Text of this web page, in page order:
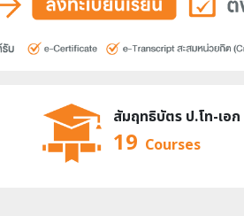
สัมฤทธิบัตร ป.โท-เอก
19 Courses